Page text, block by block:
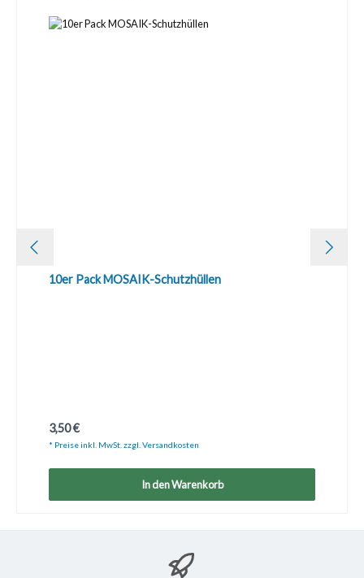
10er Pack MOSAIK-Schutzhüllen
Regulärer Preis:
3,50 €
* Preise inkl. MwSt. zzgl. Versandkosten
In den Warenkorb